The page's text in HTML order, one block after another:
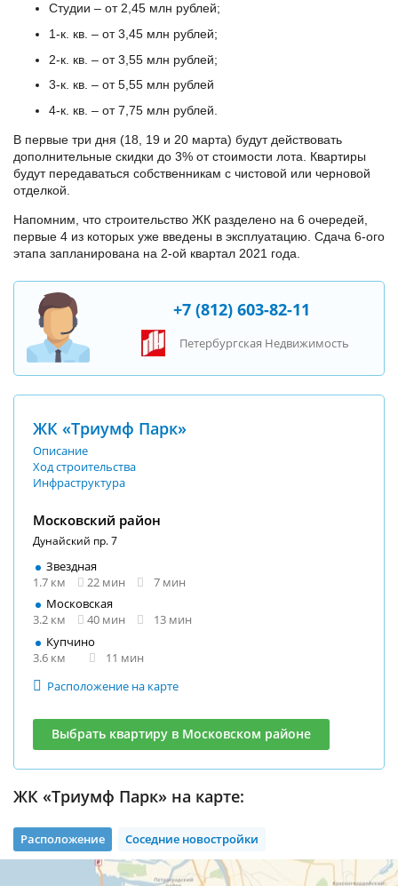
Студии – от 2,45 млн рублей;
1-к. кв. – от 3,45 млн рублей;
2-к. кв. – от 3,55 млн рублей;
3-к. кв. – от 5,55 млн рублей
4-к. кв. – от 7,75 млн рублей.
В первые три дня (18, 19 и 20 марта) будут действовать
дополнительные скидки до 3% от стоимости лота. Квартиры
будут передаваться собственникам с чистовой или черновой
отделкой.
Напомним, что строительство ЖК разделено на 6 очередей,
первые 4 из которых уже введены в эксплуатацию. Сдача 6-ого
этапа запланирована на 2-ой квартал 2021 года.
+7 (812) 603-82-11
Петербургская Недвижимость
ЖК «Триумф Парк»
Описание
Ход строительства
Инфраструктура
Московский район
Дунайский пр. 7
Звездная
1.7 км
22 мин
7 мин
Московская
3.2 км
40 мин
13 мин
Купчино
3.6 км
11 мин
Расположение на карте
Выбрать квартиру в Московском районе
ЖК «Триумф Парк» на карте:
Расположение Соседние новостройки